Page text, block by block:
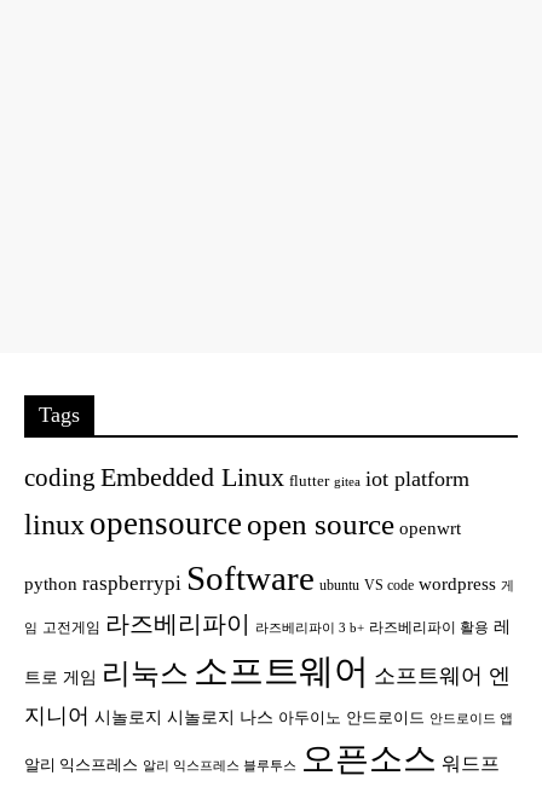
Tags
coding Embedded Linux flutter gitea iot platform
linux opensource open source openwrt
python raspberrypi Software ubuntu VS code wordpress 게
임 고전게임 라즈베리파이 라즈베리파이 3 b+ 라즈베리파이 활용 레
트로 게임 리눅스 소프트웨어 소프트웨어 엔
지니어 시놀로지 시놀로지 나스 아두이노 안드로이드 안드로이드 앱
알리 익스프레스 알리 익스프레스 블루투스 오픈소스 워드프